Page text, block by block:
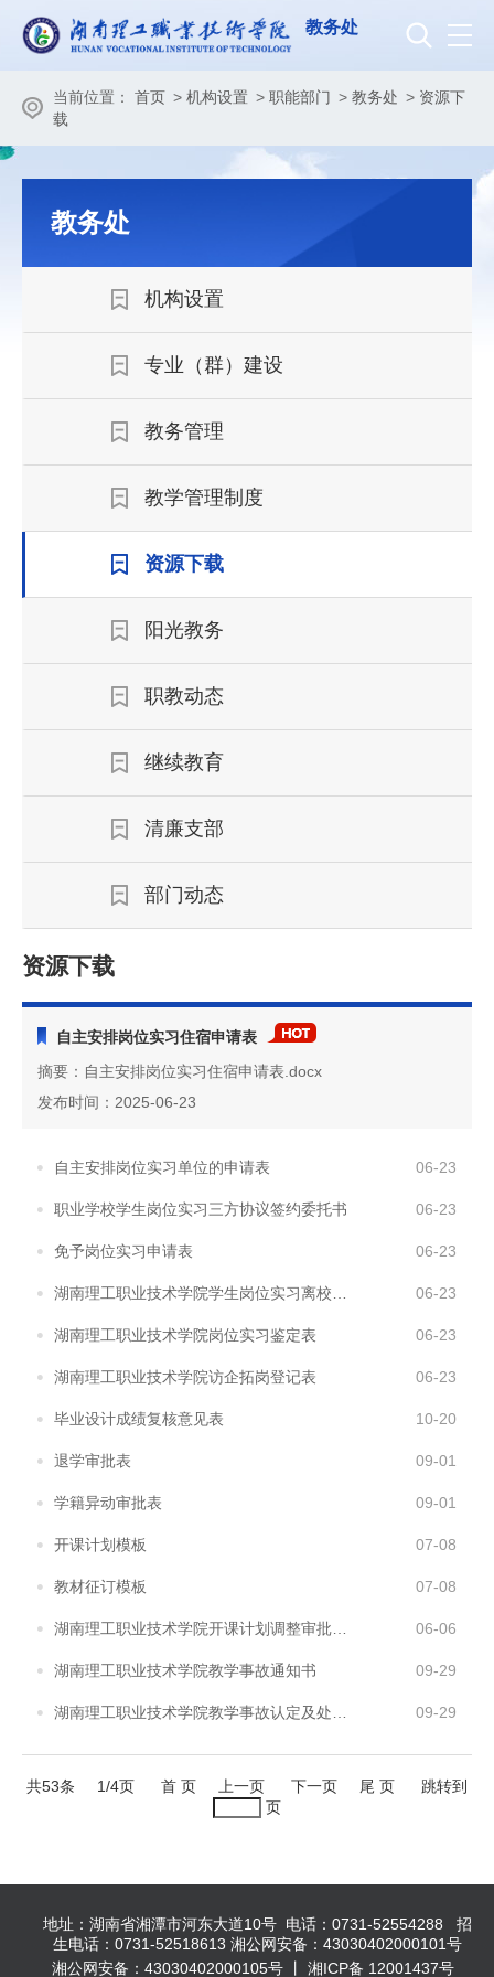
教务处
当前位置： 首页 > 机构设置 > 职能部门 > 教务处 > 资源下
载
教务处
机构设置
专业（群）建设
教务管理
教学管理制度
资源下载
阳光教务
职教动态
继续教育
清廉支部
部门动态
资源下载
自主安排岗位实习住宿申请表
摘要：自主安排岗位实习住宿申请表.docx
发布时间：2025-06-23
自主安排岗位实习单位的申请表 06-23
职业学校学生岗位实习三方协议签约委托书 06-23
免予岗位实习申请表 06-23
06-23
湖南理工职业技术学院岗位实习鉴定表 06-23
湖南理工职业技术学院访企拓岗登记表 06-23
毕业设计成绩复核意见表 10-20
退学审批表 09-01
学籍异动审批表 09-01
开课计划模板 07-08
教材征订模板 07-08
06-06
湖南理工职业技术学院教学事故通知书 09-29
09-29
共53条 1/4页 首 页 上一页 下一页 尾 页
跳转到
页
地址：湖南省湘潭市河东大道10号 电话：0731-52554288 招
生电话：0731-52518613 湘公网安备：43030402000101号
湘公网安备：43030402000105号 丨 湘ICP备 12001437号